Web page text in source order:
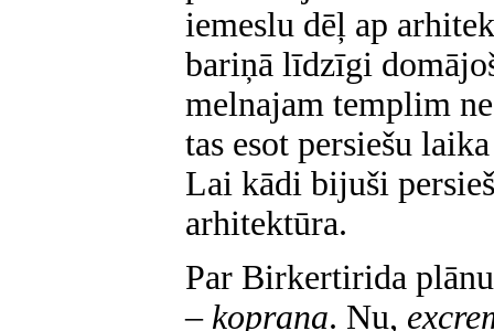
iemeslu dēļ ap
bariņā līdzīgi
melnajam templim
tas esot persiešu
Lai kādi bijuši
arhitektūra.
Par Birkertirida
– koprana. Nu,